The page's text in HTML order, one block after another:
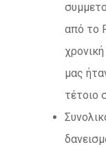
από το
μας
τέτοιο